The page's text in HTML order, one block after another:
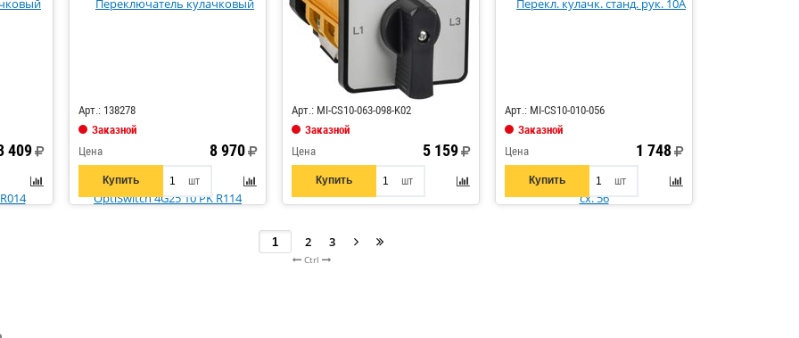
409
Арт.: 138278
Заказной
Цена
8 970
Купить шт
Арт.: MI-CS10-063-098-K02
Заказной
Цена
5 159
Купить шт
Арт.: MI-CS10-010-056
Заказной
Цена
1 748
Купить шт
2 3
Ctrl